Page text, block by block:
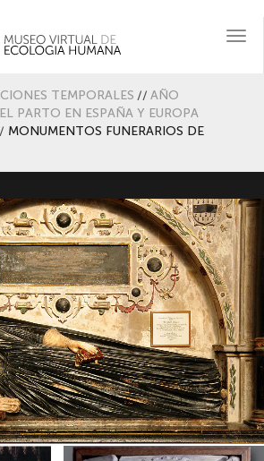
TEMPORALES // AÑO
PARTO EN ESPAÑA Y EUROPA
MONUMENTOS FUNERARIOS DE